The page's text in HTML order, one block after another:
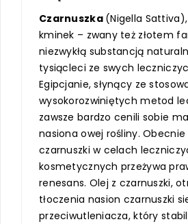
Czarnuszka (Nigella
kminek – zwany też złotem
niezwykłą substancją
tysiącleci ze swych
Egipcjanie, słynący ze
wysokorozwiniętych metod
zawsze bardzo cenili sobie
nasiona owej rośliny.
czarnuszki w celach
kosmetycznych przeżywa
renesans. Olej z czarnuszki,
tłoczenia nasion czarnuszki
przeciwutleniacza, który